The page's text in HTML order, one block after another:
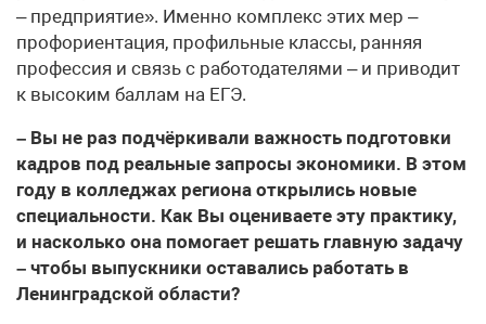
– предприятие». Именно комплекс этих мер –
профориентация, профильные классы, ранняя
профессия и связь с работодателями – и приводит
к высоким баллам на ЕГЭ.
– Вы не раз подчёркивали важность подготовки
кадров под реальные запросы экономики. В этом
году в колледжах региона открылись новые
специальности. Как Вы оцениваете эту практику,
и насколько она помогает решать главную задачу
– чтобы выпускники оставались работать в
Ленинградской области?